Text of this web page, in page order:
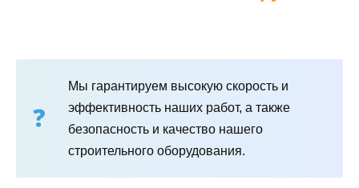
Мы гарантируем высокую скорость и
эффективность наших работ, а также
безопасность и качество нашего
строительного оборудования.